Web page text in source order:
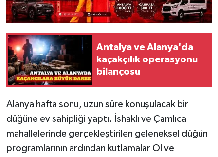
Antalya ve Alanya'da
kaçakçılık operasyonu
bilançosu
Alanya hafta sonu, uzun süre konuşulacak bir
düğüne ev sahipliği yaptı. İshaklı ve Çamlıca
mahallelerinde gerçekleştirilen geleneksel düğün
programlarının ardından kutlamalar Olive